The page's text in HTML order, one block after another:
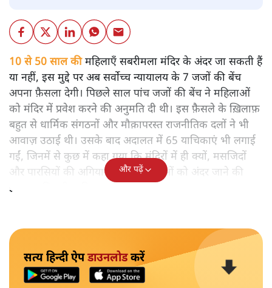
10 से 50 साल कीमहिलाएँ सबरीमला मंदिर के अंदर जा सकती हैं
या नहीं, इस मुद्दे पर अब सर्वोच्च न्यायालय के 7 जजों की बेंच
अपना फ़ैसला देगी। पिछले साल पांच जजों की बेंच ने महिलाओं
को मंदिर में प्रवेश करने की अनुमति दी थी। इस फ़ैसले के ख़िलाफ़
बहुत से धार्मिक संगठनों और मौक़ापरस्त राजनीतिक दलों ने भी
आवाज़ उठाई थी। उसके बाद अदालत में 65 याचिकाएं भी लगाई
गईं, जिनमें से कुछ में कहा गया कि मंदिरों में ही क्यों, मसजिदों
और पारसियों की अगियारी में भी महिलाओं को अंदर जाने की
इजाजत मिलनी चाहिए।
और पढ़ें
सत्य हिन्दी ऐपडाउनलोडकरें